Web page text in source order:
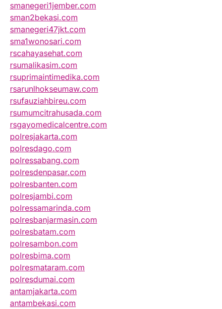
smanegeri1jember.com
sman2bekasi.com
smanegeri47jkt.com
sma1wonosari.com
rscahayasehat.com
rsumalikasim.com
rsuprimaintimedika.com
rsarunlhokseumaw.com
rsufauziahbireu.com
rsumumcitrahusada.com
rsgayomedicalcentre.com
polresjakarta.com
polresdago.com
polressabang.com
polresdenpasar.com
polresbanten.com
polresjambi.com
polressamarinda.com
polresbanjarmasin.com
polresbatam.com
polresambon.com
polresbima.com
polresmataram.com
polresdumai.com
antamjakarta.com
antambekasi.com